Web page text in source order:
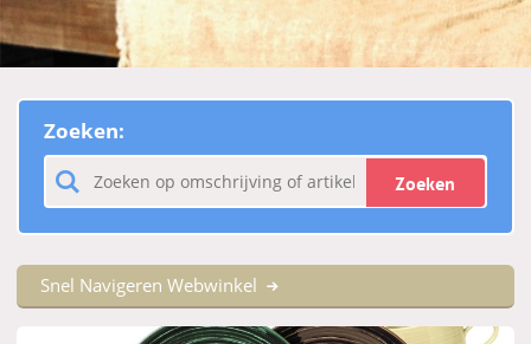
Zoeken:
Zoeken
Snel Navigeren Webwinkel